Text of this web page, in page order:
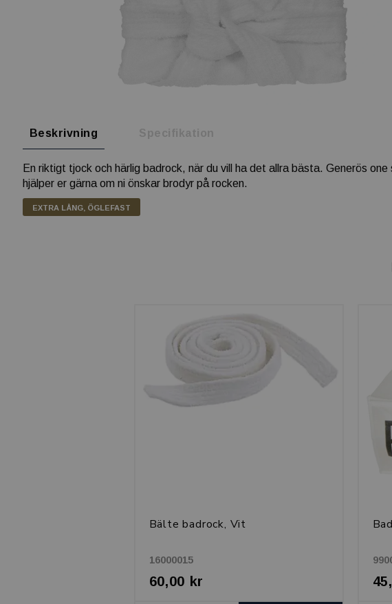
Beskrivning Specifikation
En riktigt tjock och härlig badrock, när du vill ha det allra bästa. Generös
hjälper er gärna om ni önskar brodyr på rocken.
EXTRA LÅNG, ÖGLEFAST
Bälte badrock, Vit
16000015
60,00 kr